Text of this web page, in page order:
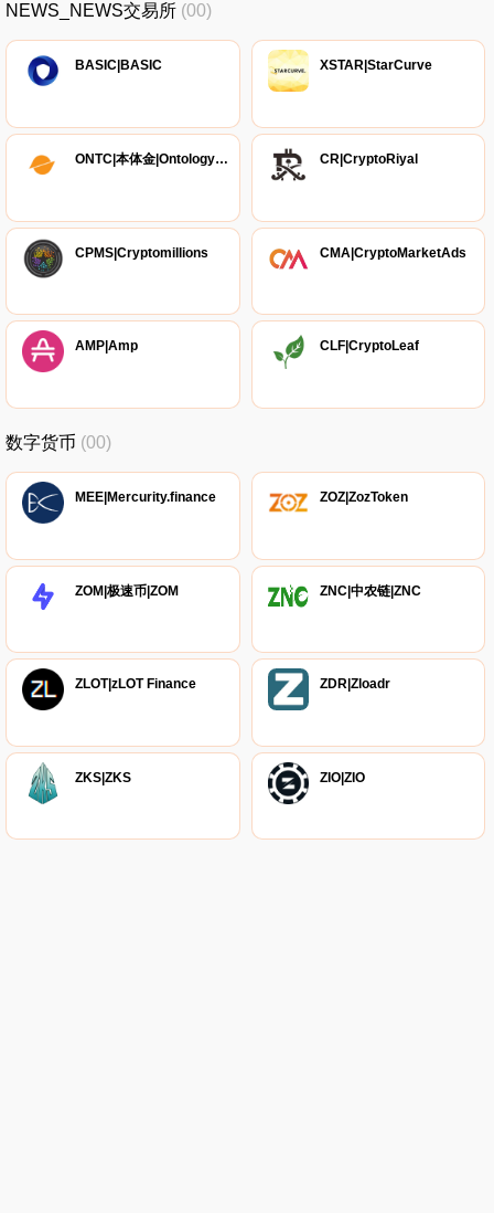
NEWS_NEWS交易所 (00)
BASIC|BASIC XSTAR|StarCurve
ONTC|本体金|Ontology Cash CR|CryptoRiyal
CPMS|Cryptomillions CMA|CryptoMarketAds
AMP|Amp CLF|CryptoLeaf
数字货币 (00)
MEE|Mercurity.finance ZOZ|ZozToken
ZOM|极速币|ZOM ZNC|中农链|ZNC
ZLOT|zLOT Finance ZDR|Zloadr
ZKS|ZKS ZIO|ZIO